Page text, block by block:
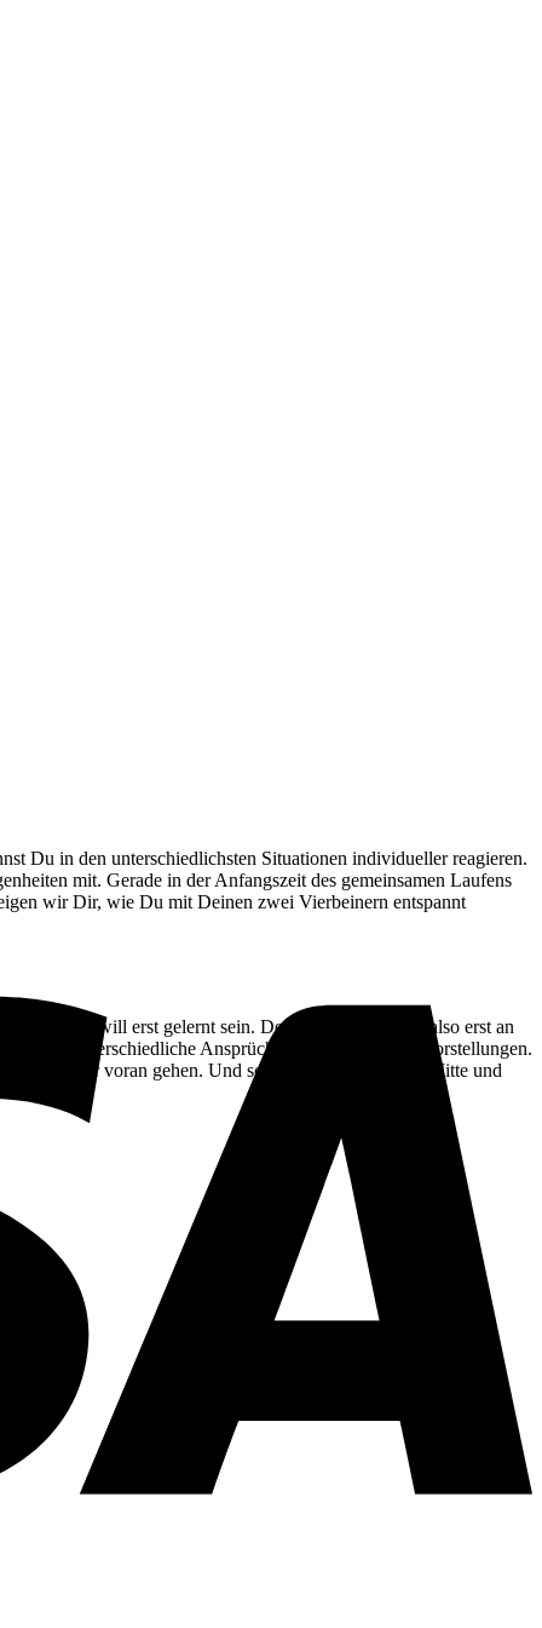
Du in den unterschiedlichsten Situationen individueller reagieren.
mit. Gerade in der Anfangszeit des gemeinsamen Laufens
wir Dir, wie Du mit Deinen zwei Vierbeinern entspannt
will erst gelernt sein. Dein Hund muss sich also erst an
haben unterschiedliche Ansprüche, Bedürfnisse und Vorstellungen.
aber lieber voran gehen. Und schon hängst Du in der Mitte und